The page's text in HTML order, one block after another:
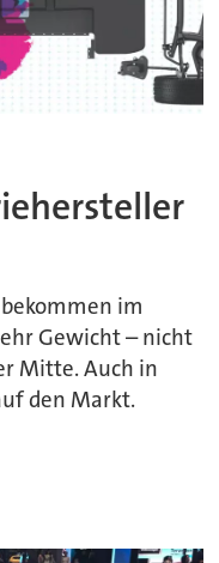
im
Gewicht – nicht
Mitte. Auch in
den Markt.